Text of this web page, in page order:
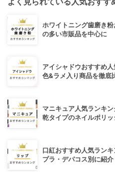
ホワイトニング歯磨き
の多い市販品を中心に
アイシャドウおすすめ
色&ラメ入り商品を徹底
マニキュア人気ランキ
乾タイプのネイルポリッ
口紅おすすめ人気ラン
プラ・デパコス別に紹介